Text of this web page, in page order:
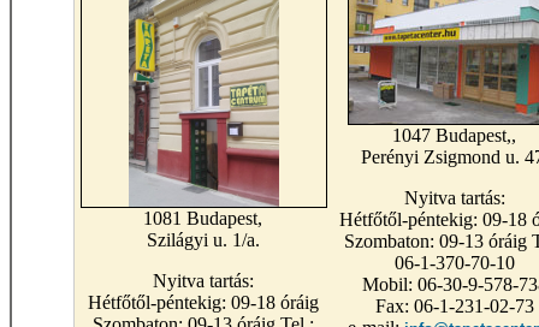
1081 Budapest,
Szilágyi u. 1/a.
Nyitva tartás:
Hétfőtől-péntekig: 09-18 óráig
1047 Budapest,,
Perényi Zsigmond u.
Nyitva tartás:
Hétfőtől-péntekig: 09-18
Szombaton: 09-13 óráig
06-1-370-70-10
Mobil: 06-30-9-578-
Fax: 06-1-231-02-73